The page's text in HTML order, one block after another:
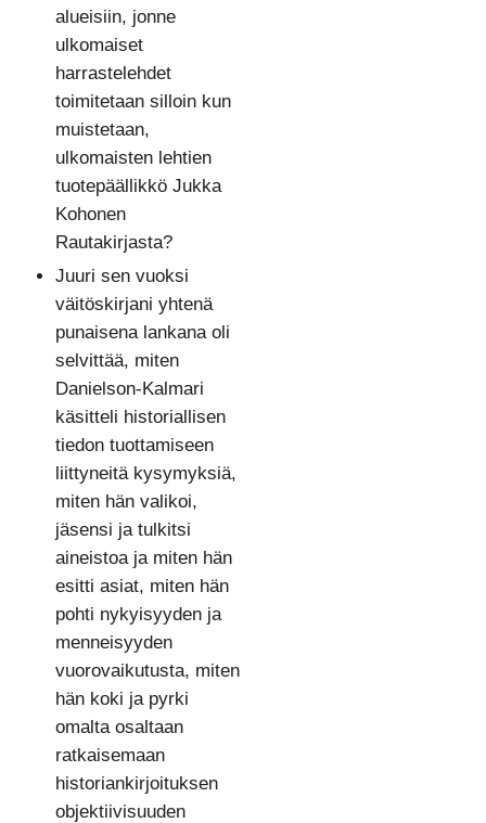
alueisiin, jonne
ulkomaiset
harrastelehdet
toimitetaan silloin kun
muistetaan,
ulkomaisten lehtien
tuotepäällikkö Jukka
Kohonen
Rautakirjasta?
Juuri sen vuoksi
väitöskirjani yhtenä
punaisena lankana oli
selvittää, miten
Danielson-Kalmari
käsitteli historiallisen
tiedon tuottamiseen
liittyneitä kysymyksiä,
miten hän valikoi,
jäsensi ja tulkitsi
aineistoa ja miten hän
esitti asiat, miten hän
pohti nykyisyyden ja
menneisyyden
vuorovaikutusta, miten
hän koki ja pyrki
omalta osaltaan
ratkaisemaan
historiankirjoituksen
objektiivisuuden